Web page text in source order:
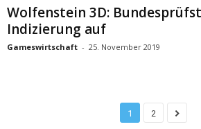
Wolfenstein 3D:
Indizierung auf
Gameswirtschaft - 25. November 2019
1 2